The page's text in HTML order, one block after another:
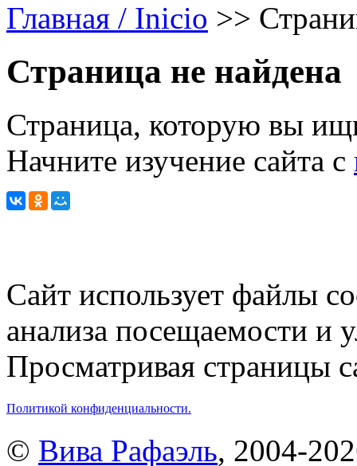
Главная / Inicio >>
Страница не найдена
Страница, которую вы
Начните изучение сайта с
Сайт использует файлы
анализа посещаемости и
Просматривая страницы
Политикой конфиденциальности.
© Вива Рафаэль, 2004-